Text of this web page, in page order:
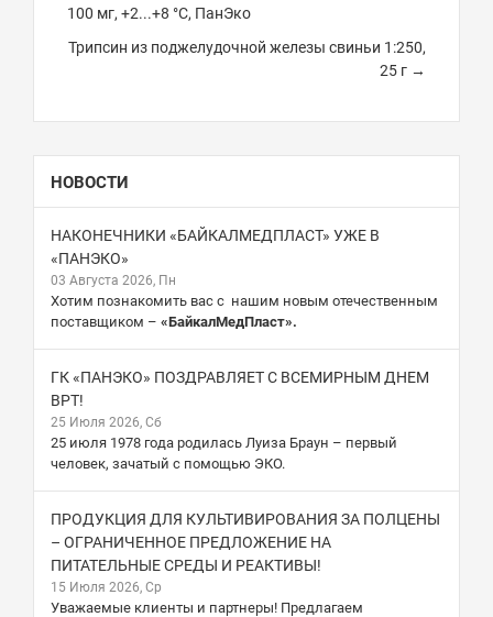
100 мг, +2...+8 °С, ПанЭко
Трипсин из поджелудочной железы свиньи 1:250,
25 г →
НОВОСТИ
НАКОНЕЧНИКИ «БАЙКАЛМЕДПЛАСТ» УЖЕ В
«ПАНЭКО»
03 Августа 2026, Пн
Хотим познакомить вас с нашим новым отечественным
поставщиком – «БайкалМедПласт».
ГК «ПАНЭКО» ПОЗДРАВЛЯЕТ С ВСЕМИРНЫМ ДНЕМ
ВРТ!
25 Июля 2026, Сб
25 июля 1978 года родилась Луиза Браун – первый
человек, зачатый с помощью ЭКО.
ПРОДУКЦИЯ ДЛЯ КУЛЬТИВИРОВАНИЯ ЗА ПОЛЦЕНЫ
– ОГРАНИЧЕННОЕ ПРЕДЛОЖЕНИЕ НА
ПИТАТЕЛЬНЫЕ СРЕДЫ И РЕАКТИВЫ!
15 Июля 2026, Ср
Уважаемые клиенты и партнеры! Предлагаем